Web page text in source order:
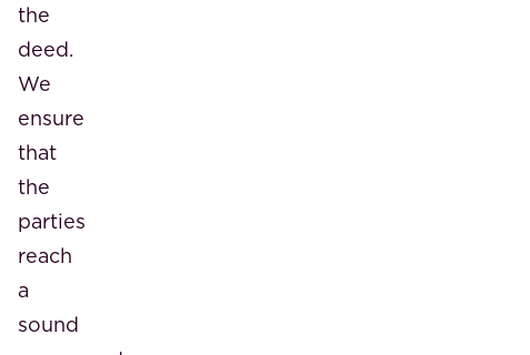
the
deed.
We
ensure
that
the
parties
reach
a
sound